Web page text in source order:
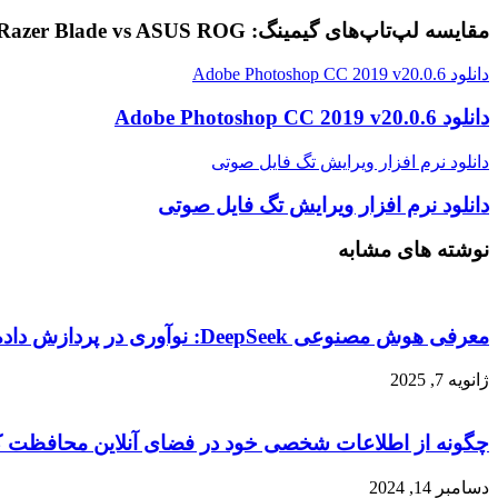
مقایسه لپ‌تاپ‌های گیمینگ: Razer Blade vs ASUS ROG
دانلود Adobe Photoshop CC 2019 v20.0.6
دانلود Adobe Photoshop CC 2019 v20.0.6
دانلود نرم افزار ویرایش تگ فایل صوتی
دانلود نرم افزار ویرایش تگ فایل صوتی
نوشته های مشابه
معرفی هوش مصنوعی DeepSeek: نوآوری در پردازش داده‌های بزرگ
ژانویه 7, 2025
چگونه از اطلاعات شخصی خود در فضای آنلاین محافظت
دسامبر 14, 2024